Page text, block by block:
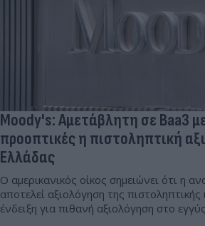
Moody's: Αμετάβλητη σε Baa3
προοπτικές η πιστοληπτική
Ελλάδας
Ο αμερικανικός οίκος σημειώνει ότι η
αποτελεί αξιολόγηση της
ένδειξη για πιθανή αξιολόγηση στο